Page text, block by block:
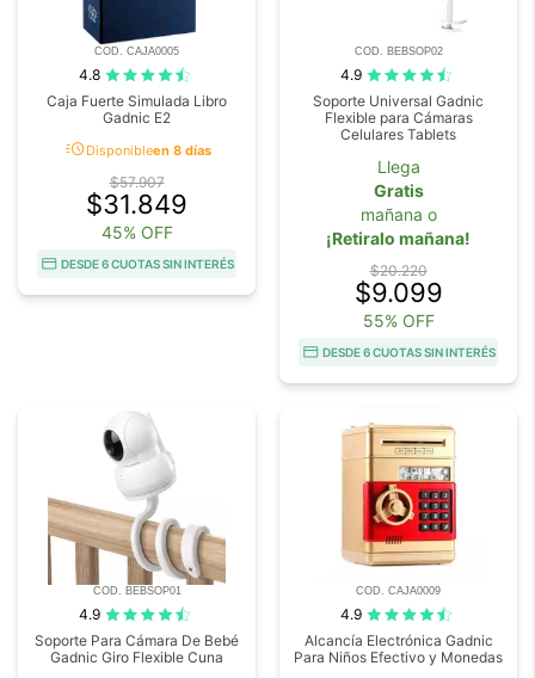
COD. CAJA0005
4.8
Caja Fuerte Simulada Libro
Gadnic E2
acuteDisponibleen 8 días
$57.907
$31.849
45% OFF
DESDE 6 CUOTAS SIN INTERÉS
COD. BEBSOP02
4.9
Soporte Universal Gadnic
Flexible para Cámaras
Celulares Tablets
Llega
Gratis
mañana o
¡Retiralo mañana!
$20.220
$9.099
55% OFF
DESDE 6 CUOTAS SIN INTERÉS
COD. BEBSOP01
4.9
Soporte Para Cámara De Bebé
Gadnic Giro Flexible Cuna
COD. CAJA0009
4.9
Alcancía Electrónica Gadnic
Para Niños Efectivo y Monedas